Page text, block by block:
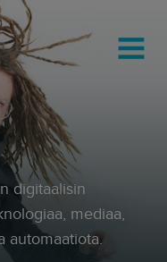
MENU
mediaa,
automaatiota.